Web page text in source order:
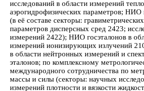
исследований в области измерений
аэрогидрофизических параметров; НИО
(в её составе секторы:
параметров дисперсных сред 2423;
измерений 2422); НИО госэталонов в
измерений ионизирующих излучений
в области нейтронных измерений и
эталонов; по комплексному
международного сотрудничества по
массы и силы (секторы: научных
измерений плотности и вязкости